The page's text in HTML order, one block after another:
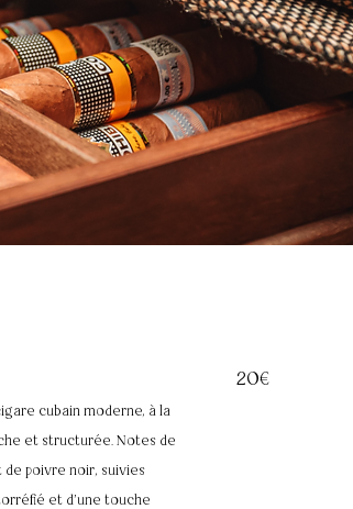
cubain moderne, à la
et structurée. Notes de
de poivre noir, suivies
et d'une touche
20€